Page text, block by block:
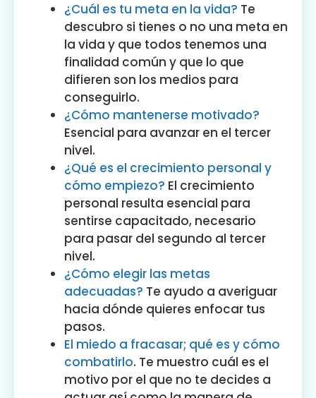
¿Cuál es tu meta en la vida? Te
descubro si tienes o no una meta en
la vida y que todos tenemos una
finalidad común y que lo que
difieren son los medios para
conseguirlo.
¿Cómo mantenerse motivado?
Esencial para avanzar en el tercer
nivel.
¿Qué es el crecimiento personal y
cómo empiezo? El crecimiento
personal resulta esencial para
sentirse capacitado, necesario
para pasar del segundo al tercer
nivel.
¿Cómo elegir las metas
adecuadas? Te ayudo a averiguar
hacia dónde quieres enfocar tus
pasos.
El miedo a fracasar; qué es y cómo
combatirlo. Te muestro cuál es el
motivo por el que no te decides a